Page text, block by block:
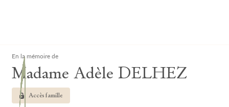
En la mémoire de
Madame Adèle DELHEZ
Accès famille